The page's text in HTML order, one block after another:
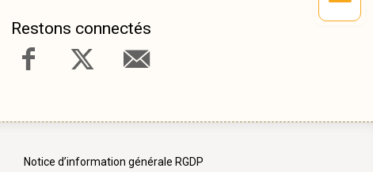
Restons connectés
Notice d’information générale RGDP